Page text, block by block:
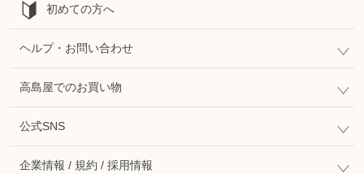
初めての方へ
ヘルプ・お問い合わせ
高島屋でのお買い物
公式SNS
企業情報 / 規約 / 採用情報